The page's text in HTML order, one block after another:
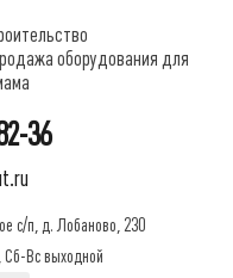
оборудования для
36
с/п, д. Лобаново, 230
Вс выходной